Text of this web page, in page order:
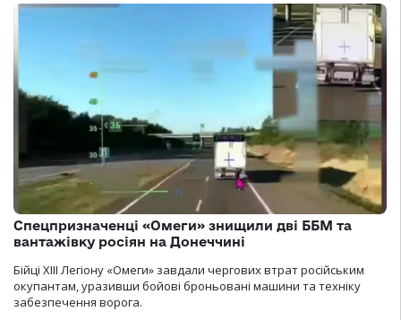
Спецпризначенці «Омеги» знищили дві ББМ та
вантажівку росіян на Донеччині
Бійці ХІІІ Легіону «Омеги» завдали чергових втрат російським
окупантам, уразивши бойові броньовані машини та техніку
забезпечення ворога.